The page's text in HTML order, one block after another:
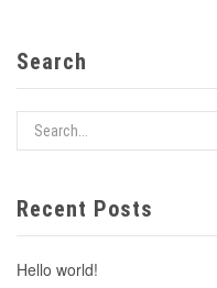
Search
Recent Posts
Hello world!